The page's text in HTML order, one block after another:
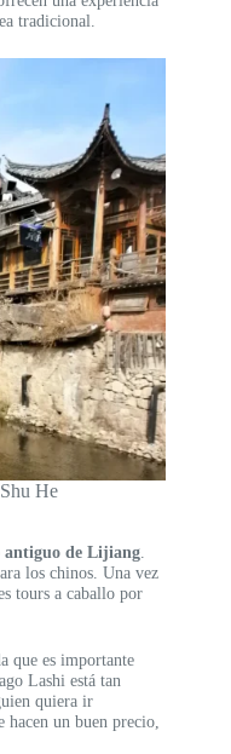
tradicional.
He
antiguo de Lijiang
los chinos. Una vez
tours a caballo por
que es importante
Lashi está tan
quiera ir
hacen un buen precio,